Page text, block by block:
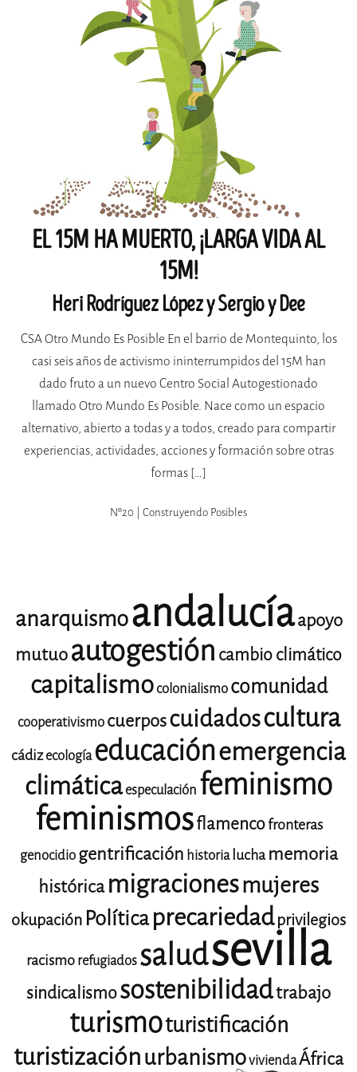
EL 15M HA MUERTO, ¡LARGA VIDA AL
15M!
Heri Rodríguez López y Sergio y Dee
CSA Otro Mundo Es Posible En el barrio de Montequinto, los
casi seis años de activismo ininterrumpidos del 15M han
dado fruto a un nuevo Centro Social Autogestionado
llamado Otro Mundo Es Posible. Nace como un espacio
alternativo, abierto a todas y a todos, creado para compartir
experiencias, actividades, acciones y formación sobre otras
formas […]
Nº20 | Construyendo Posibles
anarquismoandalucíaapoyo
mutuoautogestión cambio climático
capitalismocolonialismocomunidad
cooperativismocuerposcuidadoscultura
cádizecología educaciónemergencia
climáticaespeculación feminismo
feminismosflamencofronteras
genocidiogentrificación historialucha memoria
histórica migracionesmujeres
okupaciónPolíticaprecariedadprivilegios
racismorefugiadossaludsevilla
sindicalismosostenibilidadtrabajo
turismoturistificación
turistizaciónurbanismoviviendaÁfrica